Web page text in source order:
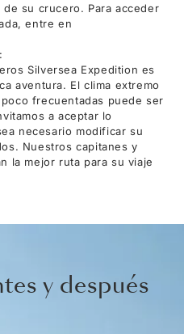
su crucero. Para acceder
entre en
Silversea Expedition es
aventura. El clima extremo
frecuentadas puede ser
a aceptar lo
necesario modificar su
Nuestros capitanes y
la mejor ruta para su viaje
y después